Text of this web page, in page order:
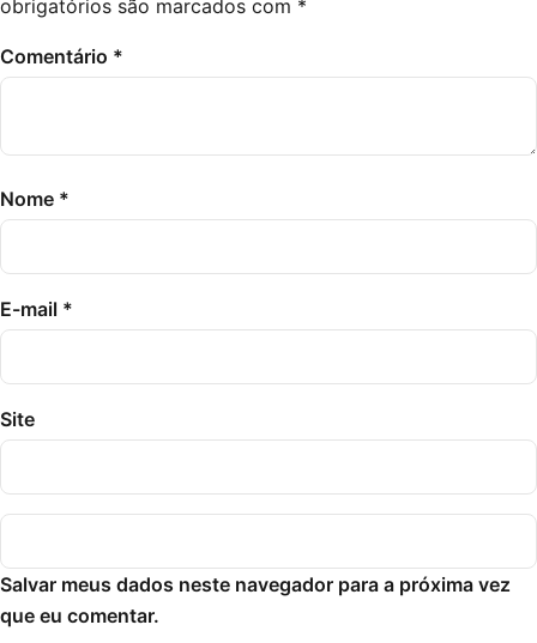
obrigatórios são marcados com *
Comentário *
Nome *
E-mail *
Site
Salvar meus dados neste navegador para a próxima vez
que eu comentar.